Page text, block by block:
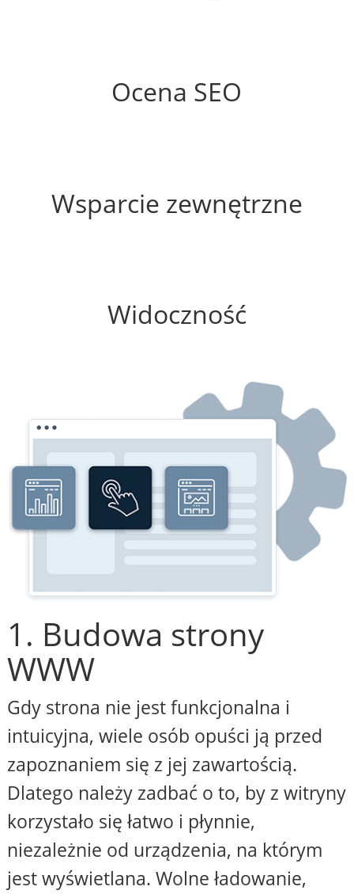
Ocena SEO
Wsparcie zewnętrzne
Widoczność
1. Budowa strony
WWW
Gdy strona nie jest funkcjonalna i
intuicyjna, wiele osób opuści ją przed
zapoznaniem się z jej zawartością.
Dlatego należy zadbać o to, by z witryny
korzystało się łatwo i płynnie,
niezależnie od urządzenia, na którym
jest wyświetlana. Wolne ładowanie,